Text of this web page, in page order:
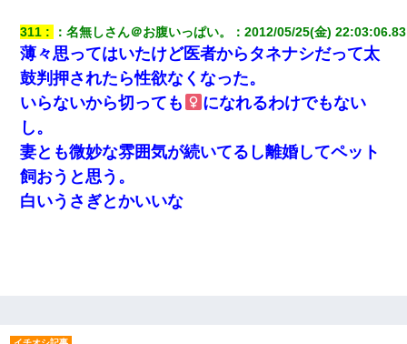
311 ：名無しさん＠お腹いっぱい。 ：2012/05/25(金)
薄々思ってはいたけど医者からタネナシだって太
鼓判押されたら性欲なくなった。
いらないから切っても
になれるわけでもない
し。
妻とも微妙な雰囲気が続いてるし離婚してペット
飼おうと思う。
白いうさぎとかいいな